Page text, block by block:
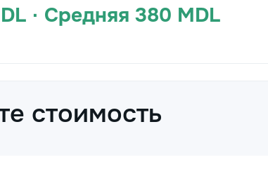
· Средняя 380 MDL
стоимость